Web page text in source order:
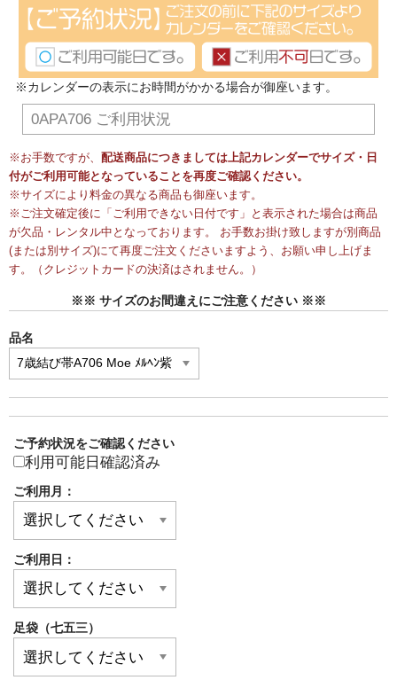
※カレンダーの表示にお時間がかかる場合が御座います。
0APA706 ご利用状況
※お手数ですが、 配送商品につきましては上記カレンダーでサイズ・日
付がご利用可能となっていることを再度ご確認ください。
※サイズにより料金の異なる商品も御座います。
※ご注文確定後に「ご利用できない日付です」と表示された場合は商品
が欠品・レンタル中となっております。 お手数お掛け致しますが別商品
(または別サイズ)にて再度ご注文くださいますよう、お願い申し上げま
す。（クレジットカードの決済はされません。）
※※ サイズのお間違えにご注意ください ※※
品名
ご予約状況をご確認ください
利用可能日確認済み
ご利用月：
ご利用日：
足袋（七五三）